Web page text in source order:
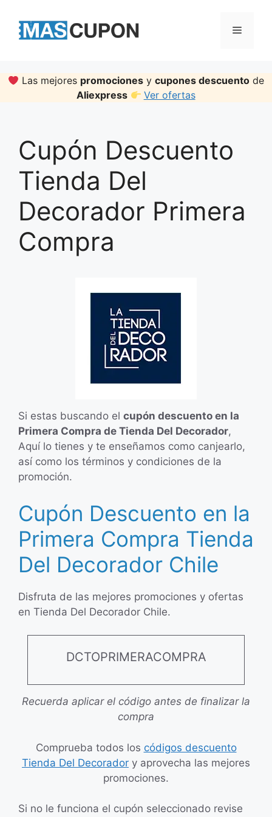
content
Menu
Las mejores promociones ycupones descuento de
Aliexpress
Ver ofertas
Cupón Descuento
Tienda Del
Decorador Primera
Compra
Si estas buscando el cupón descuento en la
Primera Compra de Tienda Del Decorador,
Aquí lo tienes y te enseñamos como canjearlo,
así como los términos y condiciones de la
promoción.
Cupón Descuento en la
Primera Compra Tienda
Del Decorador Chile
Disfruta de las mejores promociones y ofertas
en Tienda Del Decorador Chile.
DCTOPRIMERACOMPRA
Recuerda aplicar el código antes de finalizar la
compra
Comprueba todos los códigos descuento
Tienda Del Decorador y aprovecha las mejores
promociones.
Si no le funciona el cupón seleccionado revise